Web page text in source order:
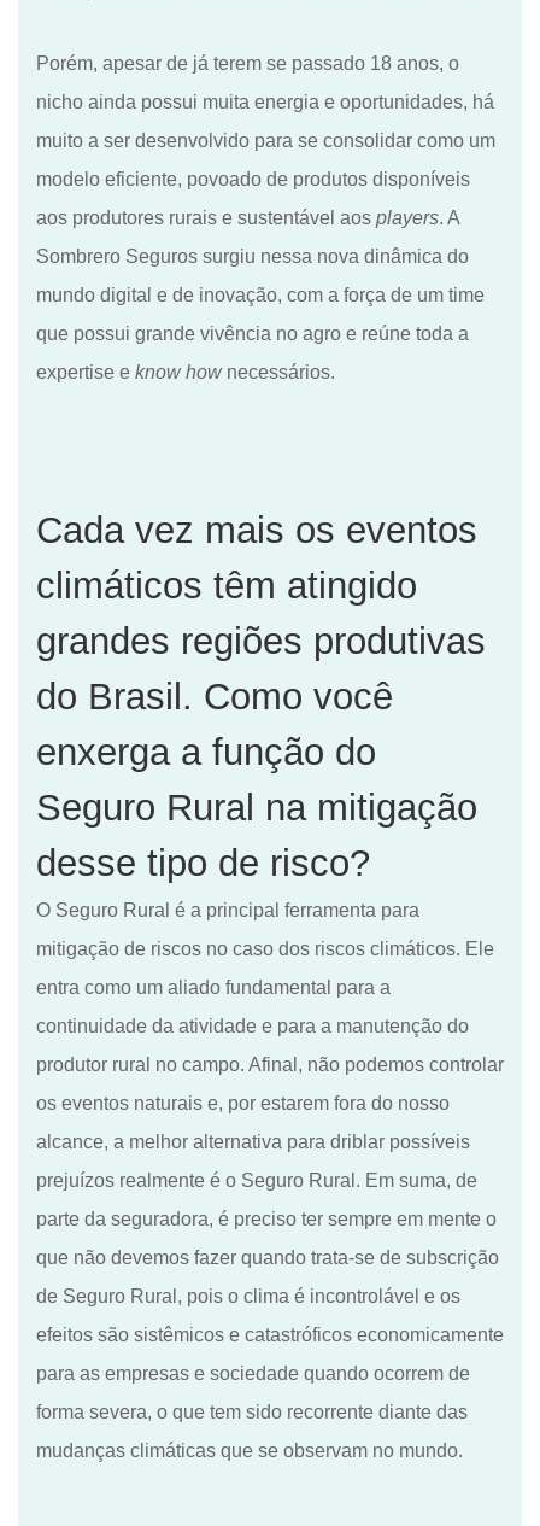
Porém, apesar de já terem se passado 18 anos, o
nicho ainda possui muita energia e oportunidades, há
muito a ser desenvolvido para se consolidar como um
modelo eficiente, povoado de produtos disponíveis
aos produtores rurais e sustentável aos players. A
Sombrero Seguros surgiu nessa nova dinâmica do
mundo digital e de inovação, com a força de um time
que possui grande vivência no agro e reúne toda a
expertise e know hownecessários.
Cada vez mais os eventos
climáticos têm atingido
grandes regiões produtivas
do Brasil. Como você
enxerga a função do
Seguro Rural na mitigação
desse tipo de risco?
O Seguro Rural é a principal ferramenta para
mitigação de riscos no caso dos riscos climáticos. Ele
entra como um aliado fundamental para a
continuidade da atividade e para a manutenção do
produtor rural no campo. Afinal, não podemos controlar
os eventos naturais e, por estarem fora do nosso
alcance, a melhor alternativa para driblar possíveis
prejuízos realmente é o Seguro Rural. Em suma, de
parte da seguradora, é preciso ter sempre em mente o
que não devemos fazer quando trata-se de subscrição
de Seguro Rural , pois o clima é incontrolável e os
efeitos são sistêmicos e catastróficos economicamente
para as empresas e sociedade quando ocorrem de
forma severa, o que tem sido recorrente diante das
mudanças climáticas que se observam no mundo.